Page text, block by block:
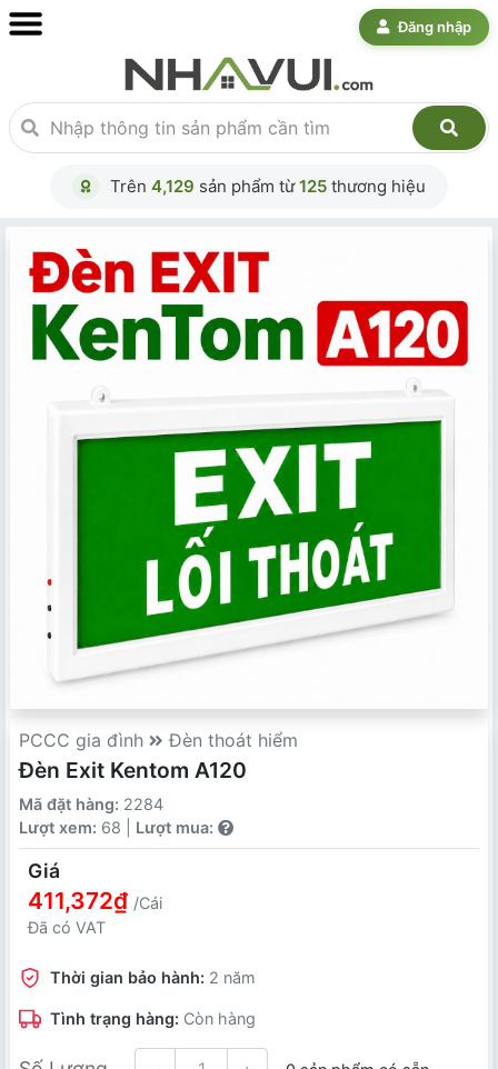
Đăng nhập
Trên 4,129 sản phẩm từ125 thương hiệu
PCCC gia đình Đèn thoát hiểm
Đèn Exit Kentom A120
Mã đặt hàng: 2284
Lượt xem: 68 | Lượt mua:
Giá
411,372₫ /Cái
Đã có VAT
Thời gian bảo hành: 2 năm
Tình trạng hàng: Còn hàng